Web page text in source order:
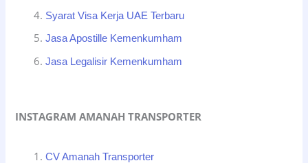
Syarat Visa Kerja UAE Terbaru
Jasa Apostille Kemenkumham
Jasa Legalisir Kemenkumham
INSTAGRAM AMANAH TRANSPORTER
CV Amanah Transporter